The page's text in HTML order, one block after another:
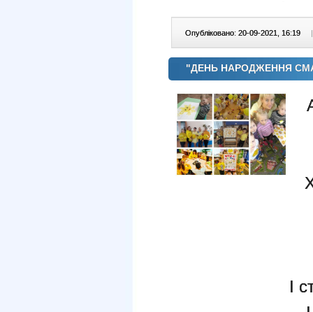
Опубліковано: 20-09-2021, 16:19 |
"ДЕНЬ НАРОДЖЕННЯ
І